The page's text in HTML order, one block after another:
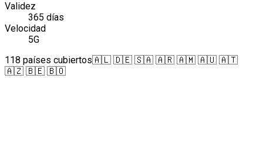
Validez
365 días
Velocidad
5G
118 países cubiertos🇦🇱 🇩🇪 🇸🇦 🇦🇷 🇦🇲 🇦🇺 🇦🇹
🇦🇿 🇧🇪 🇧🇴